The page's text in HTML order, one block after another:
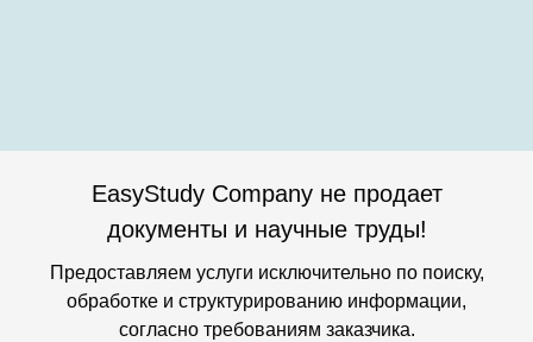
EasyStudy Company не продает
документы и научные труды!
Предоставляем услуги исключительно по поиску,
обработке и структурированию информации,
согласно требованиям заказчика.